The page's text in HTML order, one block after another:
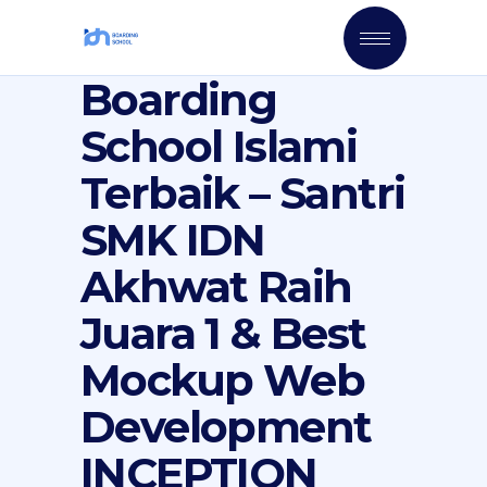
Boarding
School Islami
Terbaik – Santri
SMK IDN
Akhwat Raih
Juara 1 & Best
Mockup Web
Development
INCEPTION